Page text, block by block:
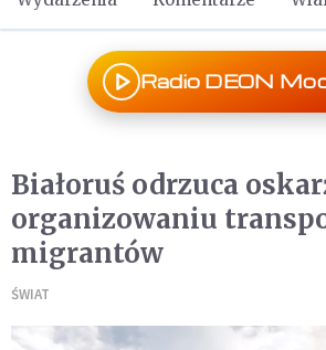
Radio DEON
Białoruś odrzuca
organizowaniu
migrantów
ŚWIAT